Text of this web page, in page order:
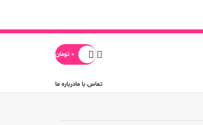
0 تومان
تماس با مادرباره ما